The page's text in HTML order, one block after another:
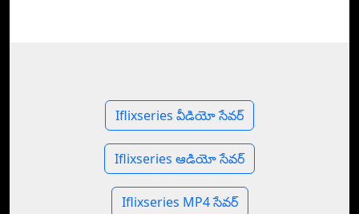
Iflixseries వీడియో సేవర్
Iflixseries ఆడియో సేవర్
Iflixseries MP4 సేవర్